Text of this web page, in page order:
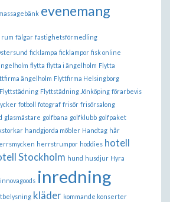
evenemang
rum fälgar fastighetsförmedling
ficklampa ficklampor fisk online
flytta flytta i ängelholm Flytta
ängelholm Flyttfirma Helsingborg
Flyttstädning Flyttstädning Jönköping förarbevis
fotboll fotograf frisör frisörsalong
glasmästare golfbana golfklubb golfpaket
handgjorda möbler Handtag hår
herrstrumpor hoddies hotell
Stockholm hund husdjur Hyra
innovagoods inredning
kläder kommande konserter